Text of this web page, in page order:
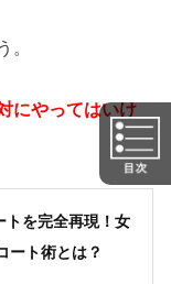
にやってはいけ
トを完全再現！女
ート術とは？